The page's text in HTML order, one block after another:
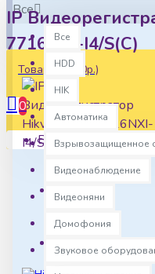
Все
Все
HDD
HIK
Автоматика
Взрывозащищенное
Видеонаблюдение
Видеоняни
Домофония
Звуковое
Товаров: 0 (0р.)
0
Ваша корзина
IP
7716NXI-I4/S(C)
Наличие:
В наличии
hk0184